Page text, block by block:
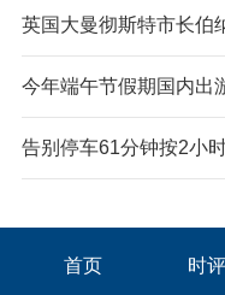
英国大曼彻斯特市长伯
今年端午节假期国内出
告别停车61分钟按2小
首页 时评